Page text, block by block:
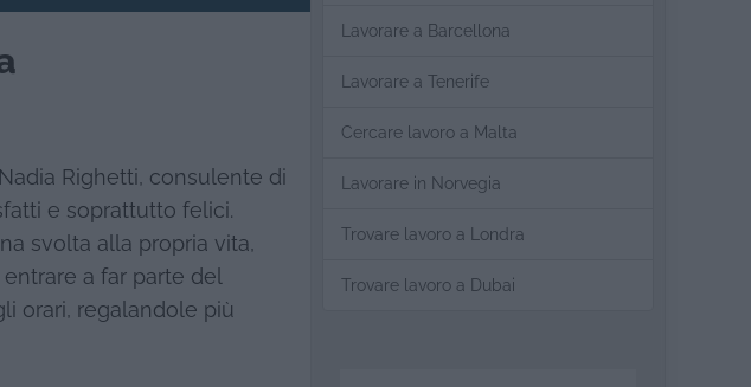
Righetti, consulente di
e soprattutto felici.
svolta alla propria vita,
a far parte del
orari, regalandole più
Lavorare a Barcellona
Lavorare a Tenerife
Cercare lavoro a Malta
Lavorare in Norvegia
Trovare lavoro a Londra
Trovare lavoro a Dubai